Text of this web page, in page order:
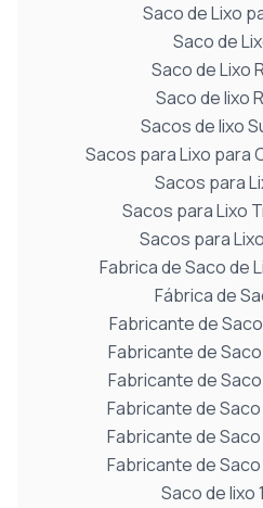
Saco de Lixo
Saco de
Saco de Lixo
Saco de lixo
Sacos de lixo
Sacos para Lixo para
Sacos para
Sacos para Lixo
Sacos para
Fabrica de Saco de
Fábrica de
Fabricante de
Fabricante de
Fabricante de
Fabricante de
Fabricante de
Fabricante de
Saco de lixo